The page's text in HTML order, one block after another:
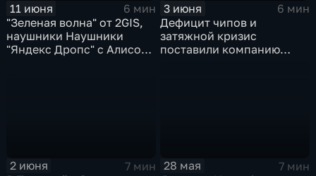
11 июня
6 мин
"Зеленая волна" от 2GIS,
наушники Наушники
"Яндекс Дропс" с Алисой
3 июня
6 мин
Дефицит чипов и
затяжной кризис
поставили компанию
2 июня
7 мин
28 мая
7 мин